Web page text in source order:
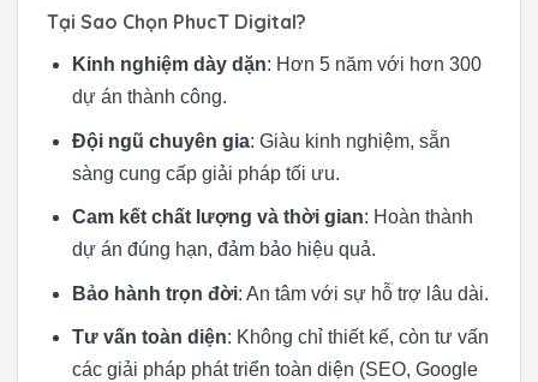
Tại Sao Chọn PhucT Digital?
Kinh nghiệm dày dặn: Hơn 5 năm với hơn 300
dự án thành công.
Đội ngũ chuyên gia: Giàu kinh nghiệm, sẵn
sàng cung cấp giải pháp tối ưu.
Cam kết chất lượng và thời gian: Hoàn thành
dự án đúng hạn, đảm bảo hiệu quả.
Bảo hành trọn đời: An tâm với sự hỗ trợ lâu dài.
Tư vấn toàn diện: Không chỉ thiết kế, còn tư vấn
các giải pháp phát triển toàn diện (SEO, Google